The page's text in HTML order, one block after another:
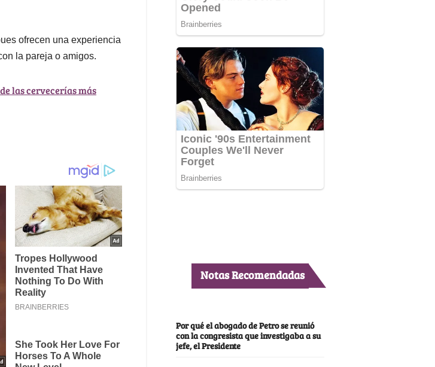
ofrecen una experiencia
la pareja o amigos.
las cervecerías más
Notas Recomendadas
Por qué el abogado de Petro se reunió
con la congresista que investigaba a su
jefe, el Presidente